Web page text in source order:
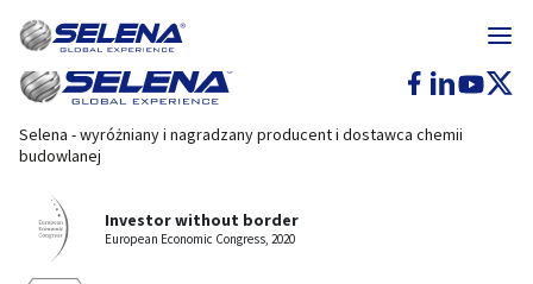
Selena - wyróżniany i nagradzany producent i dostawca chemii
budowlanej
Investor without border
European Economic Congress, 2020